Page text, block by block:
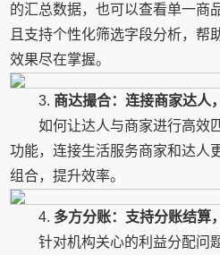
的汇总数据，也可以查看单一商
且支持个性化筛选字段分析，帮
效果尽在掌握。
3. 商达撮合：连接商家达人
如何让达人与商家进行高效
功能，连接生活服务商家和达人
组合，提升效率。
4. 多方分账：支持分账结算
针对机构关心的利益分配问